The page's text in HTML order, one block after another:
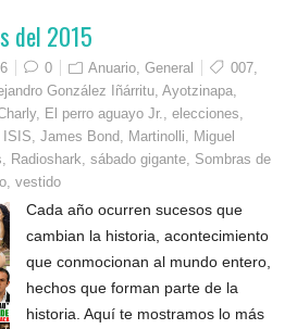
del 2015
0 Anuario ,General 007
González Iñárritu ,Ayotzinapa
, El perro aguayo Jr. ,elecciones
ISIS ,James Bond Martinolli
Miguel
Radioshark ,sábado gigante Sombras de
,vestido
Cada año ocurren sucesos que
cambian la historia, acontecimiento
que conmocionan al mundo entero,
hechos que forman parte de la
historia. Aquí te mostramos lo más